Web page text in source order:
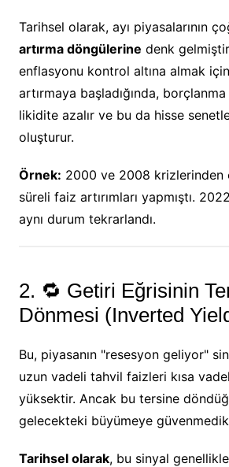
Tarihsel olarak, ayı piyasalarının
artırma döngülerine denk
enflasyonu kontrol altına almak
artırmaya başladığında,
likidite azalır ve bu da hisse
oluşturur.
Örnek: 2000 ve 2008 krizlerinden
süreli faiz artırımları yapmıştı.
aynı durum tekrarlandı.
2. 🔁 Getiri Eğrisinin
Dönmesi (Inverted
Bu, piyasanın "resesyon geliyor"
uzun vadeli tahvil faizleri kısa
yüksektir. Ancak bu tersine
gelecekteki büyümeye
Tarihsel olarak, bu sinyal